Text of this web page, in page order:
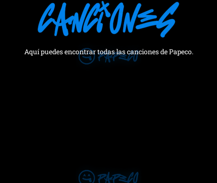
Aquí puedes encontrar todas las canciones de Papeco.